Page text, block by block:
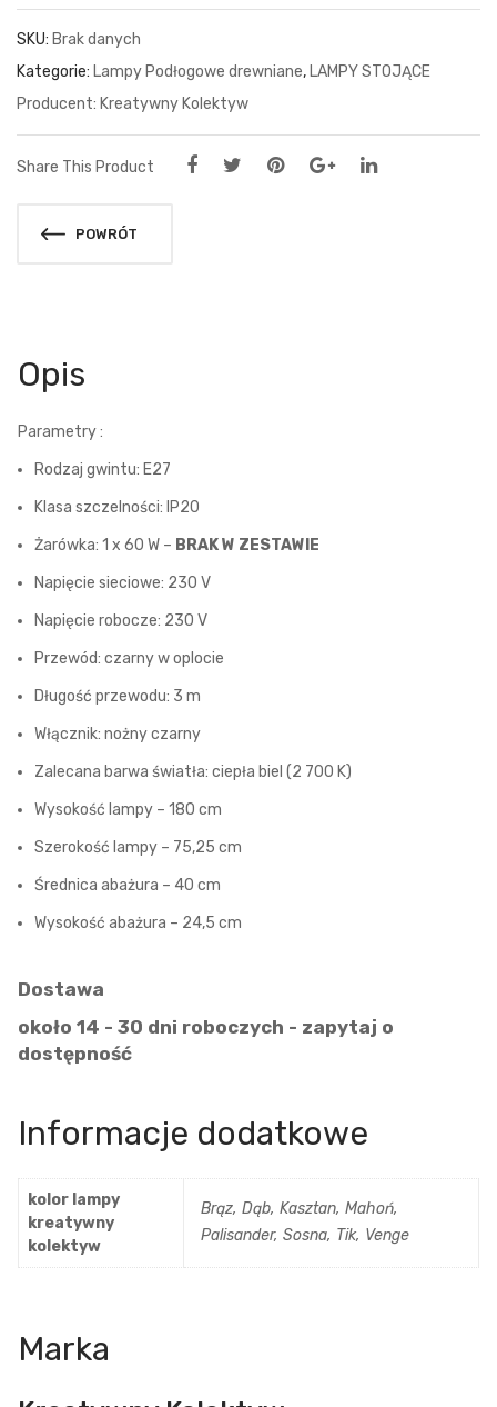
SKU: Brak danych
Kategorie: Lampy Podłogowe drewniane, LAMPY STOJĄCE
Kreatywny Kolektyw
Share This Product
POWRÓT
Opis
Parametry :
Rodzaj gwintu: E27
Klasa szczelności: IP20
Żarówka: 1 x 60 W – BRAK W ZESTAWIE
Napięcie sieciowe: 230 V
Napięcie robocze: 230 V
Przewód: czarny w oplocie
Długość przewodu: 3 m
Włącznik: nożny czarny
Zalecana barwa światła: ciepła biel (2 700 K)
Wysokość lampy – 180 cm
Szerokość lampy – 75,25 cm
Średnica abażura – 40 cm
Wysokość abażura – 24,5 cm
Dostawa
około 14 - 30 dni roboczych - zapytaj o
dostępność
Informacje dodatkowe
kolor lampy
kreatywny
kolektyw
Brąz, Dąb, Kasztan, Mahoń,
Palisander, Sosna, Tik, Venge
Marka